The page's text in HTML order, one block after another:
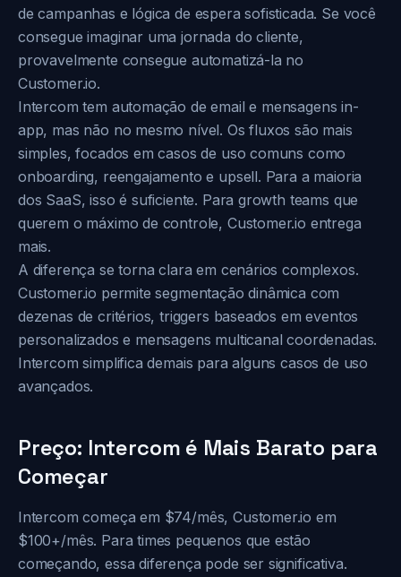
de campanhas e lógica de espera sofisticada. Se você
consegue imaginar uma jornada do cliente,
provavelmente consegue automatizá-la no
Customer.io.
Intercom tem automação de email e mensagens in-
app, mas não no mesmo nível. Os fluxos são mais
simples, focados em casos de uso comuns como
onboarding, reengajamento e upsell. Para a maioria
dos SaaS, isso é suficiente. Para growth teams que
querem o máximo de controle, Customer.io entrega
mais.
A diferença se torna clara em cenários complexos.
Customer.io permite segmentação dinâmica com
dezenas de critérios, triggers baseados em eventos
personalizados e mensagens multicanal coordenadas.
Intercom simplifica demais para alguns casos de uso
avançados.
Preço: Intercom é Mais Barato para
Começar
Intercom começa em $74/mês, Customer.io em
$100+/mês. Para times pequenos que estão
começando, essa diferença pode ser significativa.